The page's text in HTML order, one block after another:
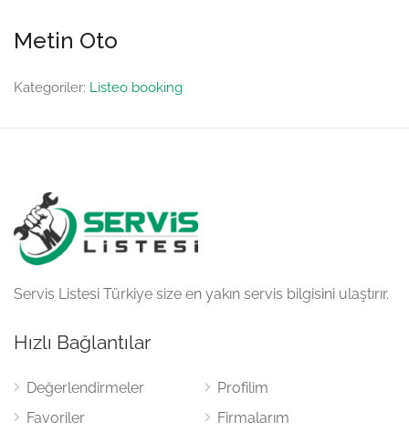
Metin Oto
Kategoriler: Listeo booking
Servis Listesi Türkiye size en yakın servis bilgisini ulaştırır.
Hızlı Bağlantılar
Değerlendirmeler
Favoriler
Profilim
Firmalarım